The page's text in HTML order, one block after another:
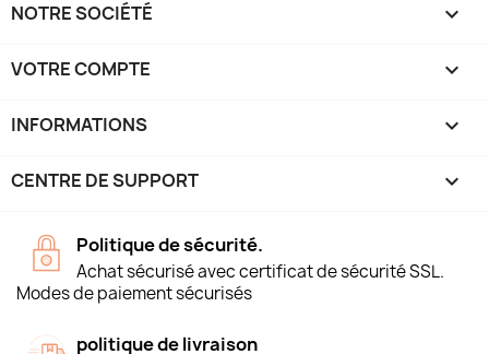
NOTRE SOCIÉTÉ 
VOTRE COMPTE 
INFORMATIONS keyboard_arrow_down
CENTRE DE SUPPORT 
Politique de sécurité.
Achat sécurisé avec certificat de sécurité SSL.
Modes de paiement sécurisés
politique de livraison